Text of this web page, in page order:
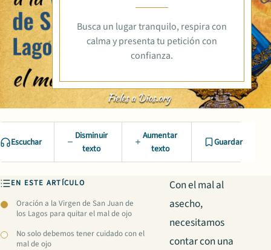
Busca un lugar tranquilo, respira con
calma y presenta tu petición con
confianza.
Escuchar
Disminuir
texto
Aumentar
texto
Guardar
EN ESTE ARTÍCULO
Oración a la Virgen de San Juan de
los Lagos para quitar el mal de ojo
No solo debemos tener cuidado con el
mal de ojo
Con el mal al
asecho,
necesitamos
contar con una